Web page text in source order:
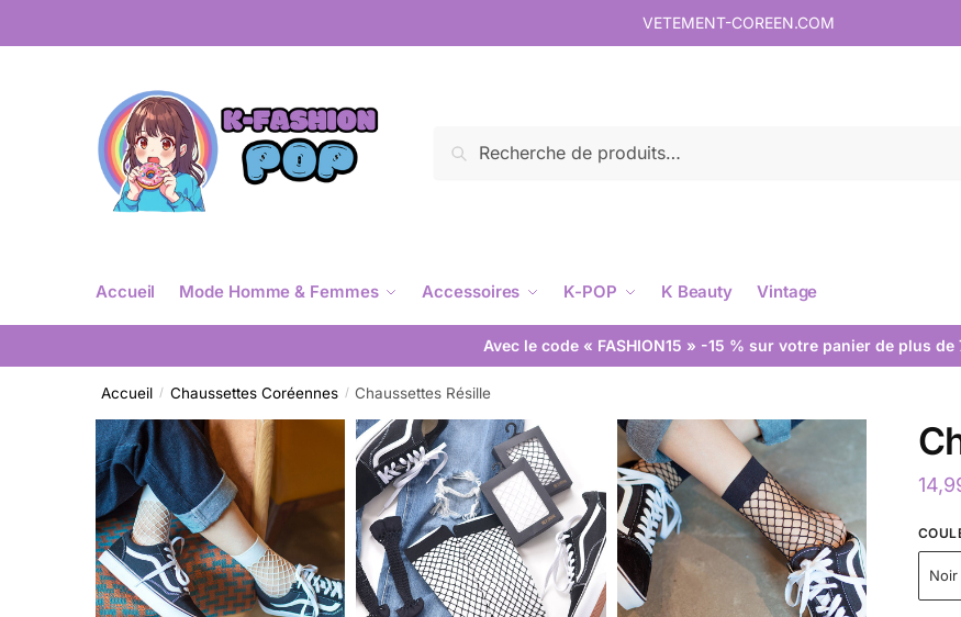
VETEMENT-COREEN.COM
Recherche
Accueil Mode Homme & Femmes Accessoires K-POP K Beauty Vintage
Avec le code « FASHION15 » -15 % sur votre panier de plus de
Accueil / Chaussettes Coréennes / Chaussettes Résille
Noir